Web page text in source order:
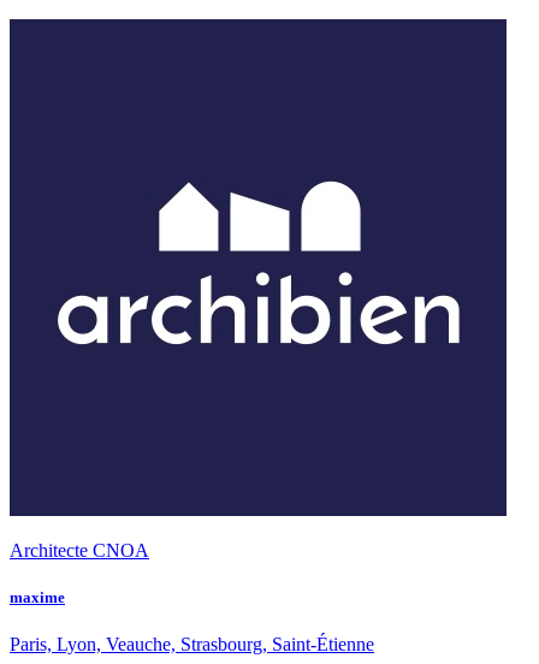
Architecte CNOA
maxime
Paris, Lyon, Veauche, Strasbourg, Saint-Étienne